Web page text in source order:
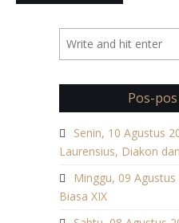
Pos-
Senin, 10 Agustus
Laurensius, Diakon
Minggu, 09
Biasa XIX